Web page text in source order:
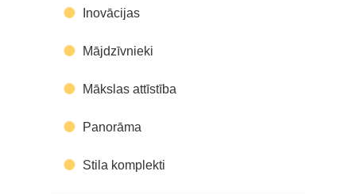
Inovācijas
Mājdzīvnieki
Mākslas attīstība
Panorāma
Stila komplekti